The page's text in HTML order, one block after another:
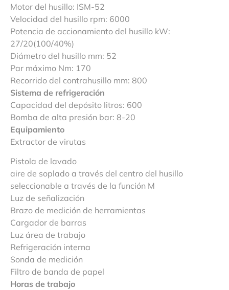
Motor del husillo: ISM-52
Velocidad del husillo rpm: 6000
Potencia de accionamiento del husillo kW:
27/20(100/40%)
Diámetro del husillo mm: 52
Par máximo Nm: 170
Recorrido del contrahusillo mm: 800
Sistema de refrigeración
Capacidad del depósito litros: 600
Bomba de alta presión bar: 8-20
Equipamiento
Extractor de virutas
Pistola de lavado
aire de soplado a través del centro del husillo
seleccionable a través de la función M
Luz de señalización
Brazo de medición de herramientas
Cargador de barras
Luz área de trabajo
Refrigeración interna
Sonda de medición
Filtro de banda de papel
Horas de trabajo